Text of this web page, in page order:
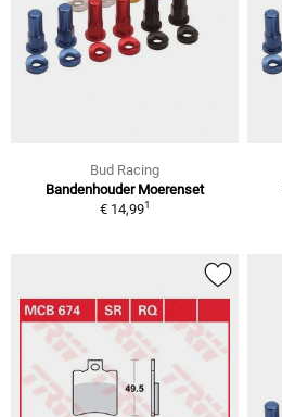
Bud Racing
Bandenhouder Moerenset
€ 14,991